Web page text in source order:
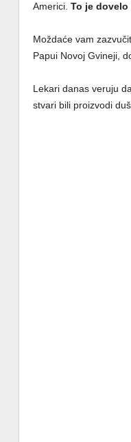
Americi. To je dovelo
Moždaće vam
Papui Novoj Gvineji,
Lekari danas veruju
stvari bili proizvodi